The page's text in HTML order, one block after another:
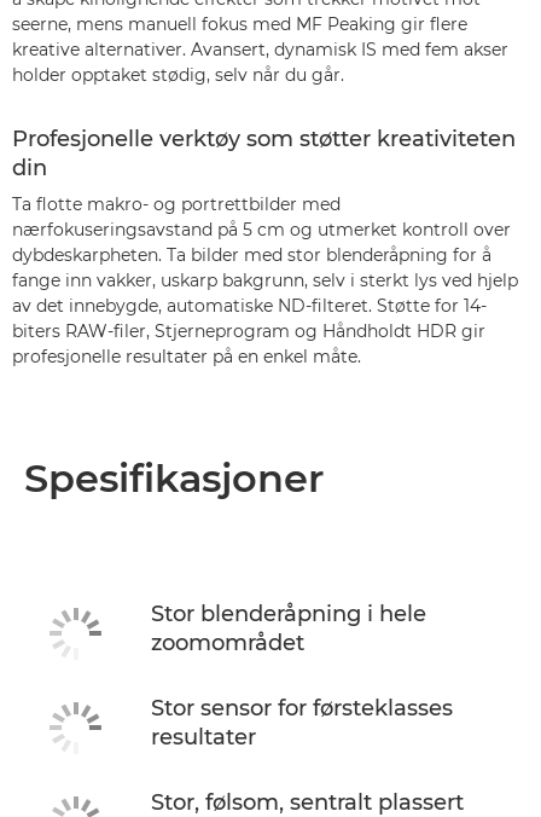
seerne, mens manuell fokus med MF Peaking gir flere
kreative alternativer. Avansert, dynamisk IS med fem akser
holder opptaket stødig, selv når du går.
Profesjonelle verktøy som støtter kreativiteten
din
Ta flotte makro- og portrettbilder med
nærfokuseringsavstand på 5 cm og utmerket kontroll over
dybdeskarpheten. Ta bilder med stor blenderåpning for å
fange inn vakker, uskarp bakgrunn, selv i sterkt lys ved hjelp
av det innebygde, automatiske ND-filteret. Støtte for 14-
biters RAW-filer, Stjerneprogram og Håndholdt HDR gir
profesjonelle resultater på en enkel måte.
Spesifikasjoner
Stor blenderåpning i hele
zoomområdet
Stor sensor for førsteklasses
resultater
Stor, følsom, sentralt plassert